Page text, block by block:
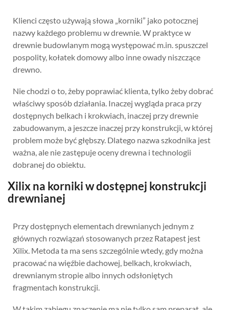
Klienci często używają słowa „korniki” jako potocznej
nazwy każdego problemu w drewnie. W praktyce w
drewnie budowlanym mogą występować m.in. spuszczel
pospolity, kołatek domowy albo inne owady niszczące
drewno.
Nie chodzi o to, żeby poprawiać klienta, tylko żeby dobrać
właściwy sposób działania. Inaczej wygląda praca przy
dostępnych belkach i krokwiach, inaczej przy drewnie
zabudowanym, a jeszcze inaczej przy konstrukcji, w której
problem może być głębszy. Dlatego nazwa szkodnika jest
ważna, ale nie zastępuje oceny drewna i technologii
dobranej do obiektu.
Xilix na korniki w dostępnej konstrukcji
drewnianej
Przy dostępnych elementach drewnianych jednym z
głównych rozwiązań stosowanych przez Ratapest jest
Xilix. Metoda ta ma sens szczególnie wtedy, gdy można
pracować na więźbie dachowej, belkach, krokwiach,
drewnianym stropie albo innych odsłoniętych
fragmentach konstrukcji.